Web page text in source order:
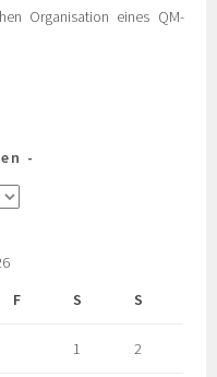
Organisation eines QM-
F S S
1 2